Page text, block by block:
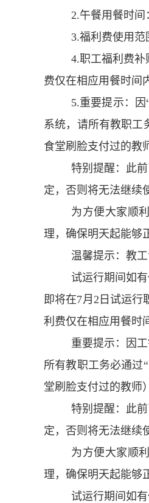
2.午餐用餐时间
3.福利费使用范
4.职工福利费补
费仅在相应用餐时间
5.重要提示：
系统，请所有教职工
食堂刷脸支付过的教
特别提醒：此
定，否则将无法继续
为方便大家顺
理，确保明天起能够
温馨提示：教
试运行期间如
即将在7月2日试运行
利费仅在相应用餐时
重要提示：因
所有教职工务必通过
堂刷脸支付过的教师
特别提醒：此
定，否则将无法继续
为方便大家顺
理，确保明天起能够
试运行期间如